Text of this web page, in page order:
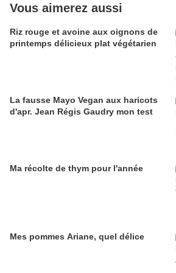
Vous aimerez aussi
Riz rouge et avoine aux oignons de
printemps délicieux plat végétarien
La fausse Mayo Vegan aux haricots
d'apr. Jean Régis Gaudry mon test
Ma récolte de thym pour l'année
Mes pommes Ariane, quel délice